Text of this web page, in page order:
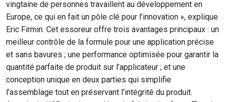
vingtaine de personnes travaillent au développement en
Europe, ce qui en fait un pôle clé pour l’innovation », explique
Eric Firmin. Cet essoreur offre trois avantages principaux : un
meilleur contrôle de la formule pour une application précise
et sans bavures ; une performance optimisée pour garantir la
quantité parfaite de produit sur l’applicateur ; et une
conception unique en deux parties qui simplifie
l’assemblage tout en préservant l’intégrité du produit.